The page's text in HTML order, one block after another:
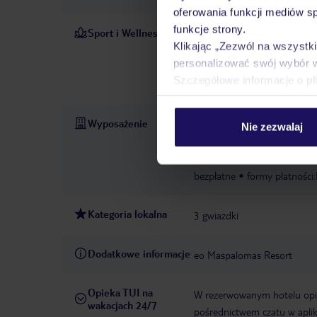
oferowania funkcji mediów
funkcje strony.
Klikając „Zezwól na
personalizować swój wybór
Szczegółowe informacje o
Nie zezwalaj
Sport i Wellness
Oferuje on taras słoneczny
opłatą) obejmują jazdę na
nurkowania: za opłatą
opłatą
Lekcje tenisa: za
Wyposażenie całodobowa recepcja
bezpłatne
formy
Kategoria lokalna 3 gwiazdki
Dodatkowe informacje eo Maspalomas Resort
Opieka TUI na
wakacjach 24/7
W rezerwowanym hotelu
pośrednictwem czatu w